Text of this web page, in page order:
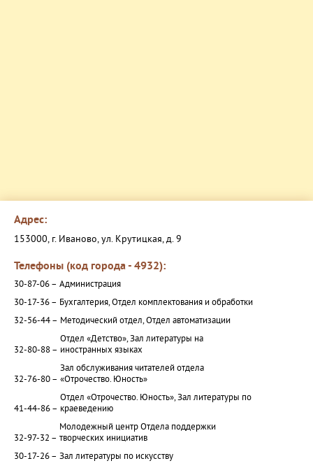
Адрес:
153000, г. Иваново, ул. Крутицкая, д. 9
Телефоны (код города - 4932):
30-87-06 – Администрация
30-17-36 – Бухгалтерия, Отдел комплектования и обработки
32-56-44 – Методический отдел, Отдел автоматизации
32-80-88 –
Отдел «Детство», Зал литературы на
иностранных языках
32-76-80 –
Зал обслуживания читателей отдела
«Отрочество. Юность»
41-44-86 –
Отдел «Отрочество. Юность», Зал литературы по
краеведению
32-97-32 –
Молодежный центр Отдела поддержки
творческих инициатив
30-17-26 – Зал литературы по искусству